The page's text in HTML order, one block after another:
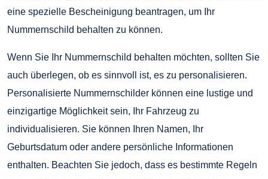
eine spezielle Bescheinigung beantragen, um Ihr
Nummernschild behalten zu können.
Wenn Sie Ihr Nummernschild behalten möchten, sollten Sie
auch überlegen, ob es sinnvoll ist, es zu personalisieren.
Personalisierte Nummernschilder können eine lustige und
einzigartige Möglichkeit sein, Ihr Fahrzeug zu
individualisieren. Sie können Ihren Namen, Ihr
Geburtsdatum oder andere persönliche Informationen
enthalten. Beachten Sie jedoch, dass es bestimmte Regeln